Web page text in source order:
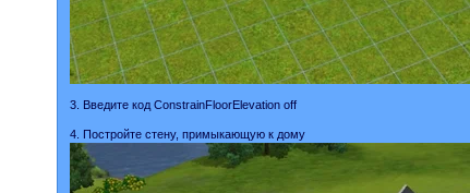
3. Введите код ConstrainFloorElevation off
4. Постройте стену, примыкающую к дому